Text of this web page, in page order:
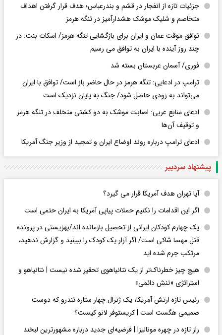
جزئیات تازه از انفجار در قشم و بندرعباس؛ هدف قرار گرفتن اهداف
متخاصم و شلیک موشک هشدارآمیز در تنگه هرمز
توافق موقت عمان و ایران برای بازگشایی تنگه هرمز/ اسکات بنت: در
چند روز آینده با ایران به توافق می رسیم
فوری/ آسمان عربستان بسته شد
ترامپ در ادعایی: تنگه هرمز در حال حاضر باز است/ توافق با ایران
می‌تواند به‌ زودی حاصل شود/ جنگ به پایان نزدیک است
ادعای منابع عربی: اصابت موشک به دو کشتی متخلف در تنگه هرمز
و توقیف آن‌ها
ادعای ترامپ درباره روند اوضاع ایران و تمجید از وزیر جنگ آمریکا
پیشنهاد سردبیر
آیا تهران هدف آمریکا قرار می گیرد؟
اگر این اقدامات را نکنیم حملات پیاپی آمریکا به ایران حتمی است
یک چهارم کودکان ایرانی از تحصیل بازمانده اند/بهزیستی در پرونده
قتل مهسا شاکی است/ اگر آزار یک کودک را ببینید و گزارش ندهید،
مرتکب جرم شده اید
هیچ چیز خطرناک‌تر از یک نتانیاهوی تحقیر شده نیست | نتانیاهو و
استراتژی «تنش دائمی»
رئیس تازه ارتش آمریکا؛ یک ژنرال چهار ستاره تندرو که دوست
صمیمی هگست است | کریستوفر لانو کیست؟
راز تازه در چهره مونالیزا | فرضیه‌ای جدید درباره مشهورترین لبخند